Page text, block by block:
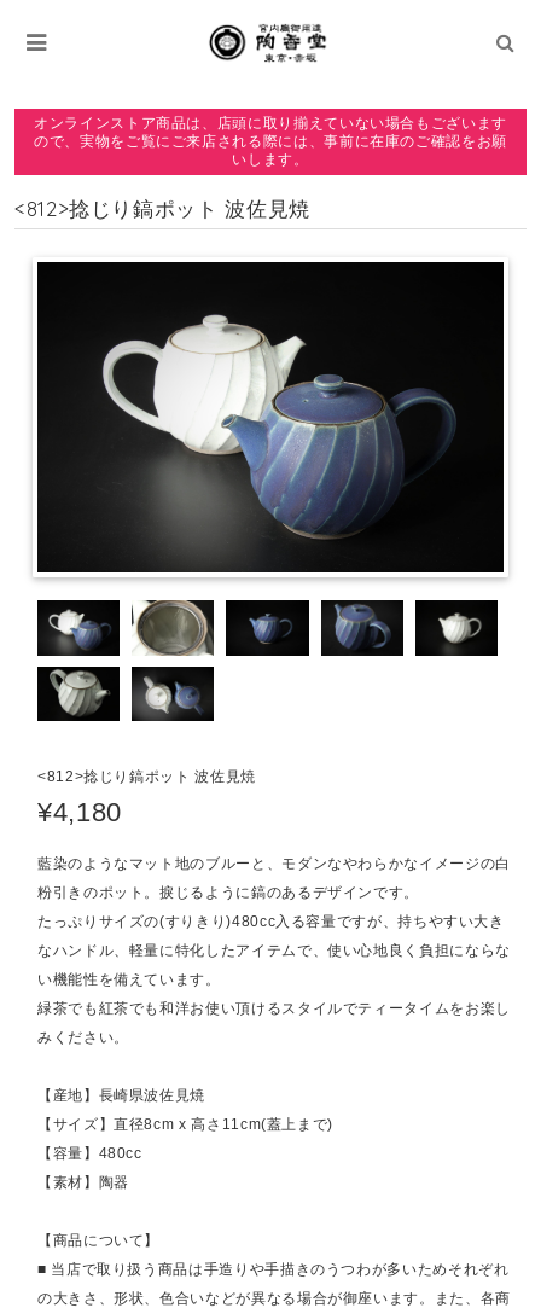
オンラインストア商品は、店頭に取り揃えていない場合もございます
ので、実物をご覧にご来店される際には、事前に在庫のご確認をお願
いします。
<812>捻じり鎬ポット 波佐見焼
<812>捻じり鎬ポット 波佐見焼
¥4,180
藍染のようなマット地のブルーと、モダンなやわらかなイメージの白
粉引きのポット。捩じるように鎬のあるデザインです。
たっぷりサイズの(すりきり)480cc入る容量ですが、持ちやすい大き
なハンドル、軽量に特化したアイテムで、使い心地良く負担にならな
い機能性を備えています。
緑茶でも紅茶でも和洋お使い頂けるスタイルでティータイムをお楽し
みください。
【産地】長崎県波佐見焼
【サイズ】直径8cm x 高さ11cm(蓋上まで)
【容量】480cc
【素材】陶器
【商品について】
■ 当店で取り扱う商品は手造りや手描きのうつわが多いためそれぞれ
の大きさ、形状、色合いなどが異なる場合が御座います。また、各商